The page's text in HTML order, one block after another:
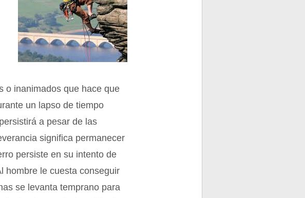
o inanimados que hace que
un lapso de tiempo
a pesar de las
significa permanecer
persiste en su intento de
hombre le cuesta conseguir
se levanta temprano para